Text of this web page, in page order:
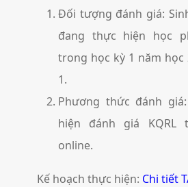
Đối tượng đánh giá:
đang thực hiện học
trong học kỳ 1 năm học
1.
Phương thức đánh
hiện đánh giá KQRL
online.
Kế hoạch thực hiện: Chi tiết